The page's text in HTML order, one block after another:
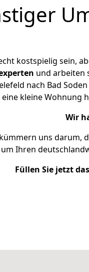
kostspielig sein,
und arbeiten
nach Bad
kleine Wohnung
Wir
uns darum,
Ihren
Füllen Sie jetzt